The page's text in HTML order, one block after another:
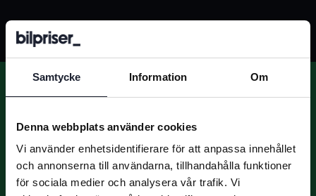
Samtycke Information Om
Denna webbplats använder cookies
Vi använder enhetsidentifierare för att anpassa innehållet
och annonserna till användarna, tillhandahålla funktioner
för sociala medier och analysera vår trafik. Vi
Vi vill vara den självklara destinationen inför varje bilaffär
och bilbranschens digitala kompass. Vi skapar trygghet för
privatpersoner och hjälper branschen att göra fler och